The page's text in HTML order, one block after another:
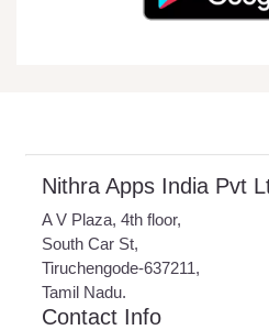
Nithra Apps India Pvt
A V Plaza, 4th floor,
South Car St,
Tiruchengode-637211,
Tamil Nadu.
Contact Info